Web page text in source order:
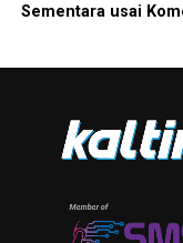
Sementara usai